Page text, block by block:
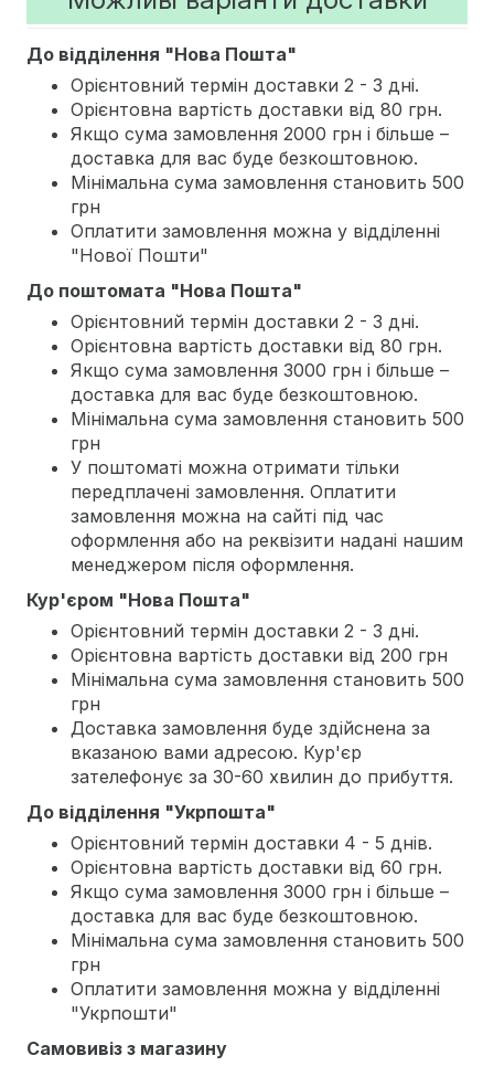
До відділення "Нова Пошта"
Орієнтовний термін доставки 2 - 3 дні.
Орієнтовна вартість доставки від 80 грн.
Якщо сума замовлення 2000 грн і більше –
доставка для вас буде безкоштовною.
Мінімальна сума замовлення становить 500
грн
Оплатити замовлення можна у відділенні
"Нової Пошти"
До поштомата "Нова Пошта"
Орієнтовний термін доставки 2 - 3 дні.
Орієнтовна вартість доставки від 80 грн.
Якщо сума замовлення 3000 грн і більше –
доставка для вас буде безкоштовною.
Мінімальна сума замовлення становить 500
грн
У поштоматі можна отримати тільки
передплачені замовлення. Оплатити
замовлення можна на сайті під час
оформлення або на реквізити надані нашим
менеджером після оформлення.
Кур'єром "Нова Пошта"
Орієнтовний термін доставки 2 - 3 дні.
Орієнтовна вартість доставки від 200 грн
Мінімальна сума замовлення становить 500
грн
Доставка замовлення буде здійснена за
вказаною вами адресою. Кур'єр
зателефонує за 30-60 хвилин до прибуття.
До відділення "Укрпошта"
Орієнтовний термін доставки 4 - 5 днів.
Орієнтовна вартість доставки від 60 грн.
Якщо сума замовлення 3000 грн і більше –
доставка для вас буде безкоштовною.
Мінімальна сума замовлення становить 500
грн
Оплатити замовлення можна у відділенні
"Укрпошти"
Самовивіз з магазину